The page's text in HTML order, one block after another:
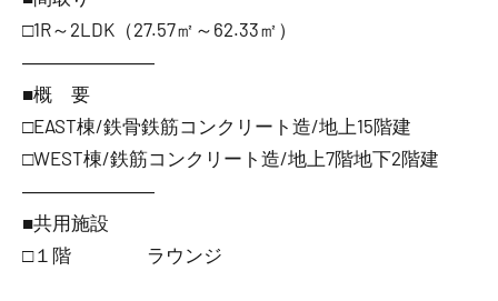
□1R～2LDK（27.57㎡～62.33㎡）
―――――――
■概 要
□EAST棟/鉄骨鉄筋コンクリート造/地上15階建
□WEST棟/鉄筋コンクリート造/地上7階地下2階建
―――――――
■共用施設
□１階 ラウンジ